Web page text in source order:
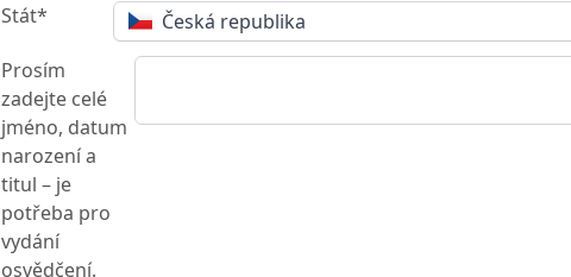
Stát*
Česká republika
Prosím
zadejte celé
jméno, datum
narození a
titul – je
potřeba pro
vydání
osvědčení.